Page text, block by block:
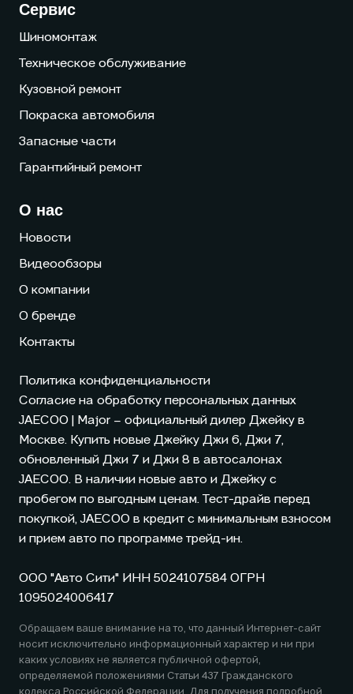
Сервис
Шиномонтаж
Техническое обслуживание
Кузовной ремонт
Покраска автомобиля
Запасные части
Гарантийный ремонт
О нас
Новости
Видеообзоры
О компании
О бренде
Контакты
Политика конфиденциальности
Согласие на обработку персональных данных
JAECOO | Major – официальный дилер Джейку в
Москве. Купить новые Джейку Джи 6, Джи 7,
обновленный Джи 7 и Джи 8 в автосалонах
JAECOO. В наличии новые авто и Джейку с
пробегом по выгодным ценам. Тест-драйв перед
покупкой,JAECOO в кредит с минимальным взносом
и прием авто по программе трейд-ин.
ООО "Авто Сити" ИНН 5024107584 ОГРН
1095024006417
Обращаем ваше внимание на то, что данный Интернет-сайт
носит исключительно информационный характер и ни при
каких условиях не является публичной офертой,
определяемой положениями Статьи 437 Гражданского